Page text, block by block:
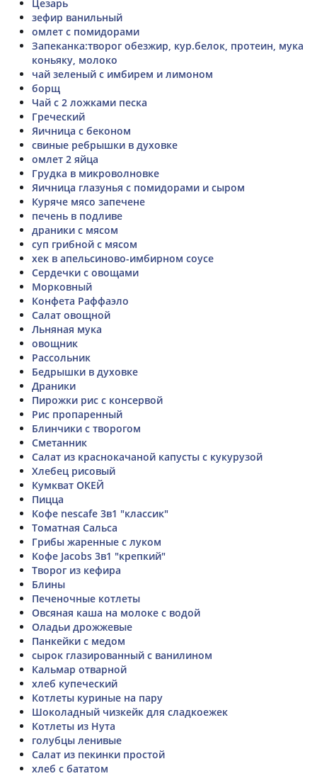
Цезарь
зефир ванильный
омлет с помидорами
Запеканка:творог обезжир, кур.белок, протеин, мука
коньяку, молоко
чай зеленый с имбирем и лимоном
борщ
Чай с 2 ложками песка
Греческий
Яичница с беконом
свиные ребрышки в духовке
омлет 2 яйца
Грудка в микроволновке
Яичница глазунья с помидорами и сыром
Куряче мясо запечене
печень в подливе
драники с мясом
суп грибной с мясом
хек в апельсиново-имбирном соусе
Сердечки с овощами
Морковный
Конфета Раффаэло
Салат овощной
Льняная мука
овощник
Рассольник
Бедрышки в духовке
Драники
Пирожки рис с консервой
Рис пропаренный
Блинчики с творогом
Сметанник
Салат из краснокачаной капусты с кукурузой
Хлебец рисовый
Кумкват ОКЕЙ
Пицца
Кофе nescafe 3в1 "классик"
Томатная Сальса
Грибы жаренные с луком
Кофе Jacobs 3в1 "крепкий"
Творог из кефира
Блины
Печеночные котлеты
Овсяная каша на молоке с водой
Оладьи дрожжевые
Панкейки с медом
сырок глазированный с ванилином
Кальмар отварной
хлеб купеческий
Котлеты куриные на пару
Шоколадный чизкейк для сладкоежек
Котлеты из Нута
голубцы ленивые
Салат из пекинки простой
хлеб с бататом